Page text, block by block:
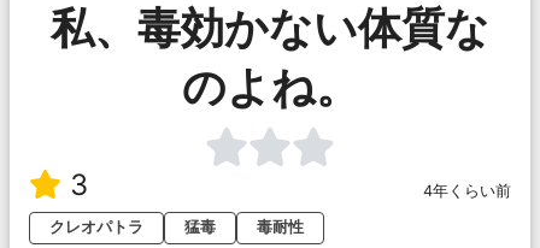
私、毒効かない体質な
のよね。
3
4年くらい前
クレオパトラ
猛毒 毒耐性